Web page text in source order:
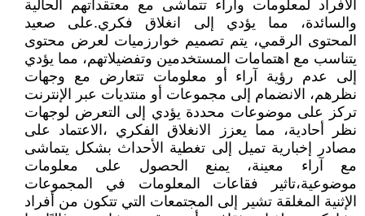
الأفراد لمعلومات وآراء تتماشى مع معتقداتهم الحالية
والسائدة، مما يؤدي إلى انغلاق فكري.على صعيد
المحتوى الرقمي، يتم تصميم خوارزميات لعرض محتوى
يتناسب مع اهتمامات المستخدمين وتفضيلاتهم، مما يؤدي
إلى عدم رؤية آراء أو معلومات تتعارض مع وجهات
نظرهم، الانضمام إلى مجموعات أو منتديات عبر الإنترنت
تركز على موضوعات محددة يؤدي إلى التعرض لوجهات
نظر أحادية، مما يعزز الانغلاق الفكري ،الاعتماد على
مصادر إخبارية تميل إلى تغطية الأحداث بشكل يتماشى
مع آراء معينة، يمنع الحصول على معلومات
موضوعية،تاثير فقاعات المعلومات في المجموعات
الإثنية المغلقة تشير إلى المجتمعات التي تتكون من أفراد